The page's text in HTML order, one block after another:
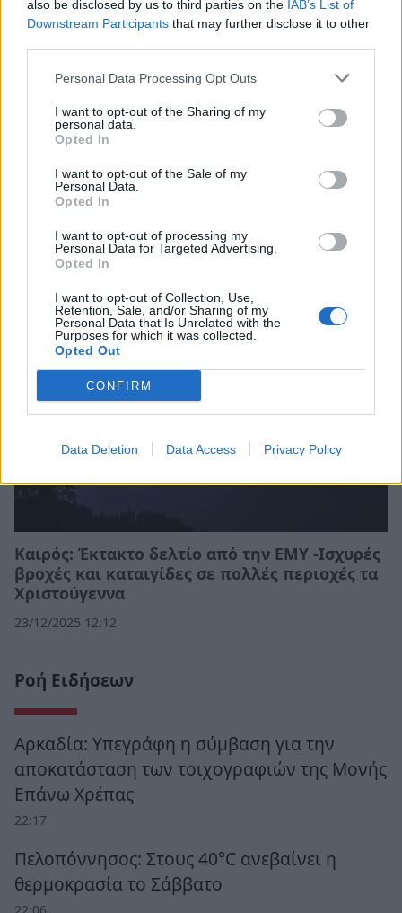
also be disclosed by us to third parties on the IAB’s List of
Downstream Participants that may further disclose it to other
Personal Data Processing Opt Outs
I want to opt-out of the Sharing of my
personal data.
Opted In
I want to opt-out of the Sale of my
Personal Data.
Opted In
I want to opt-out of processing my
Personal Data for Targeted Advertising.
Opted In
I want to opt-out of Collection, Use,
Retention, Sale, and/or Sharing of my
Personal Data that Is Unrelated with the
Purposes for which it was collected.
Opted Out
CONFIRM
Data Deletion Data Access Privacy Policy
Σχετικά Άρθρα
Καιρός: Έκτακτο δελτίο από την ΕΜΥ -Ισχυρές
βροχές και καταιγίδες σε πολλές περιοχές τα
Χριστούγεννα
23/12/2025 12:12
Ροή Ειδήσεων
Αρκαδία: Υπεγράφη η σύμβαση για την
αποκατάσταση των τοιχογραφιών της Μονής
Επάνω Χρέπας
22:17
Πελοπόννησος: Στους 40°C ανεβαίνει η
θερμοκρασία το Σάββατο